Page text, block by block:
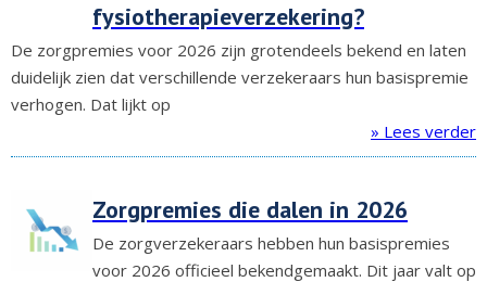
fysiotherapieverzekering?
De zorgpremies voor 2026 zijn grotendeels bekend en laten
duidelijk zien dat verschillende verzekeraars hun basispremie
verhogen. Dat lijkt op
» Lees verder
Zorgpremies die dalen in 2026
De zorgverzekeraars hebben hun basispremies
voor 2026 officieel bekendgemaakt. Dit jaar valt op